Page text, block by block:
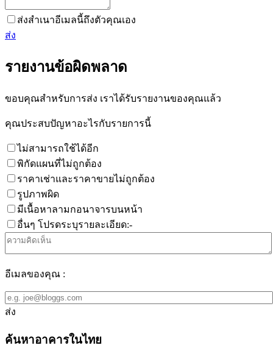
ส่งสำเนาอีเมลนี้ถึงตัวคุณเอง
ส่ง
รายงานข้อผิดพลาด
ขอบคุณสำหรับการส่ง เราได้รับรายงานของคุณแล้ว
คุณประสบปัญหาอะไรกับรายการนี้
ไม่สามารถใช้ได้อีก
พิกัดแผนที่ไม่ถูกต้อง
ราคาเช่าและราคาขายไม่ถูกต้อง
รูปภาพผิด
มีเนื้อหาลามกอนาจารบนหน้า
อื่นๆ โปรดระบุรายละเอียด:-
อีเมลของคุณ :
ส่ง
ค้นหาอาคารในไทย